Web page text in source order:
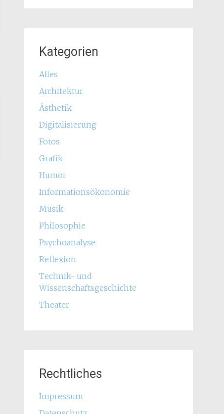
Kategorien
Alles
Architektur
Ästhetik
Digitalisierung
Fotos
Grafik
Humor
Informationsökonomie
Musik
Philosophie
Psychoanalyse
Reflexion
Technik- und
Wissenschaftsgeschichte
Theater
Rechtliches
Impressum